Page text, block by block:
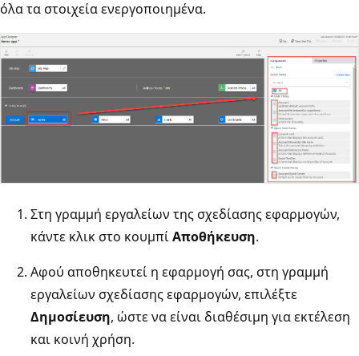
όλα τα στοιχεία ενεργοποιημένα.
Στη γραμμή εργαλείων της σχεδίασης εφαρμογών,
κάντε κλικ στο κουμπίΑποθήκευση.
Αφού αποθηκευτεί η εφαρμογή σας, στη γραμμή
εργαλείων σχεδίασης εφαρμογών, επιλέξτε
Δημοσίευση, ώστε να είναι διαθέσιμη για εκτέλεση
και κοινή χρήση.